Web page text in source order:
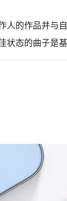
人的作品并与
态的曲子是